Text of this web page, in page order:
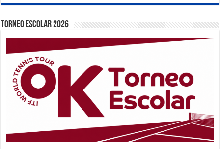
TORNEO ESCOLAR 2026